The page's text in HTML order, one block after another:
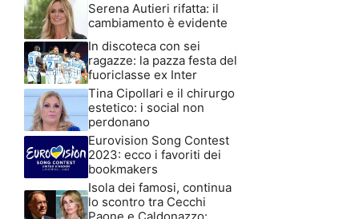
Serena Autieri rifatta: il
cambiamento è evidente
In discoteca con sei
ragazze: la pazza festa del
fuoriclasse ex Inter
Tina Cipollari e il chirurgo
estetico: i social non
perdonano
Eurovision Song Contest
2023: ecco i favoriti dei
bookmakers
Isola dei famosi, continua
lo scontro tra Cecchi